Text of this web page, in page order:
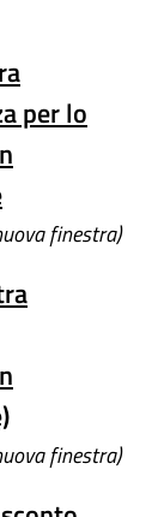
per lo
finestra)
finestra)